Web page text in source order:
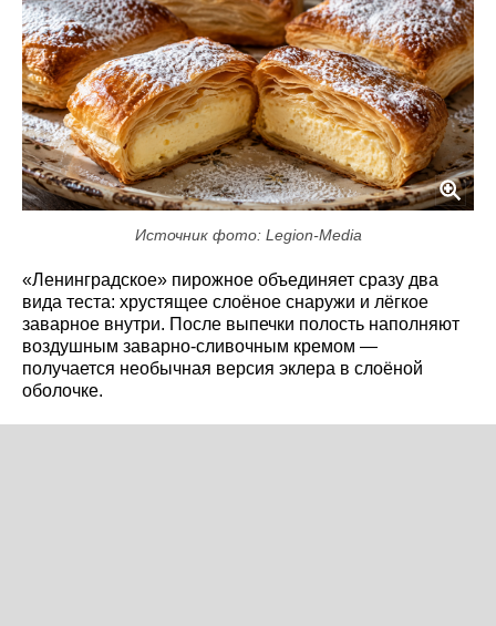
Источник фото: Legion-Media
«Ленинградское» пирожное объединяет сразу два
вида теста: хрустящее слоёное снаружи и лёгкое
заварное внутри. После выпечки полость наполняют
воздушным заварно-сливочным кремом —
получается необычная версия эклера в слоёной
оболочке.